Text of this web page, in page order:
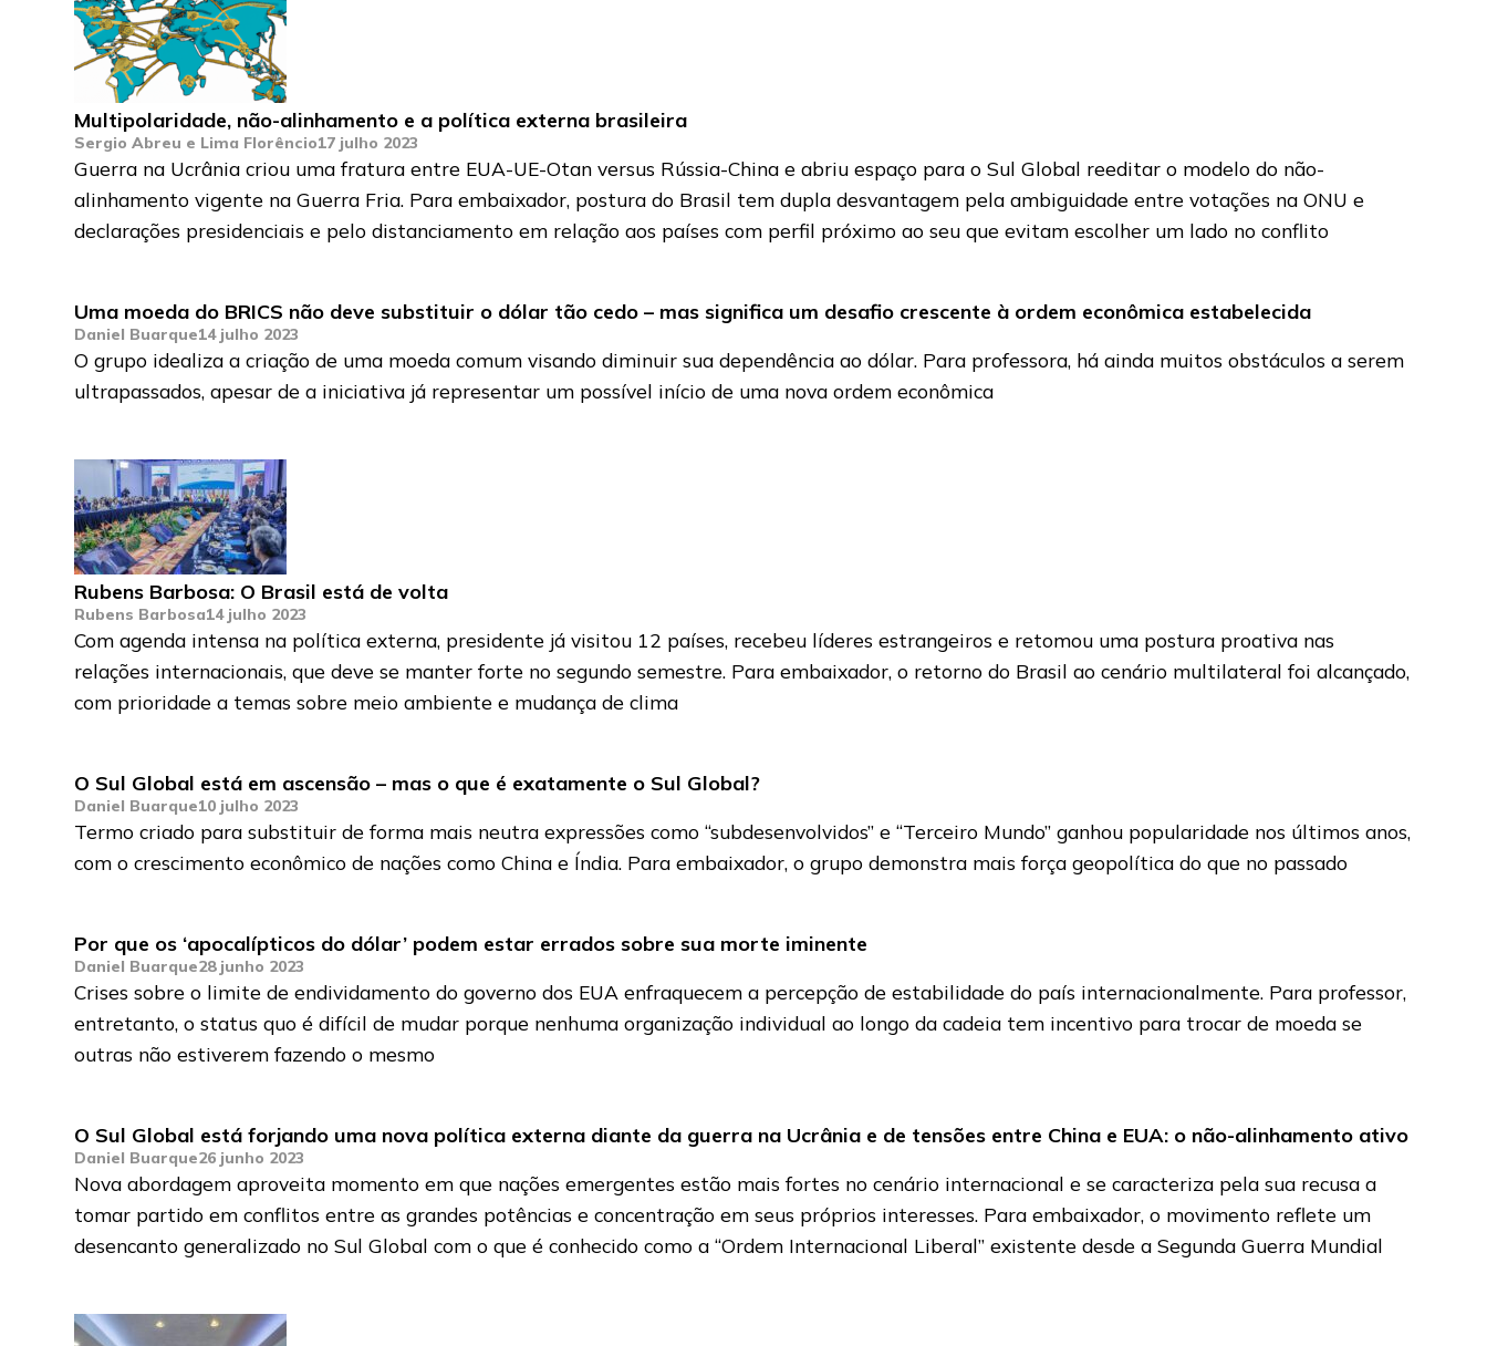
Multipolaridade, não-alinhamento e a política externa brasileira
Sergio Abreu e Lima Florêncio17 julho 2023
Guerra na Ucrânia criou uma fratura entre EUA-UE-Otan versus Rússia-China e abriu espaço para o Sul Global reeditar o modelo do não-
alinhamento vigente na Guerra Fria. Para embaixador, postura do Brasil tem dupla desvantagem pela ambiguidade entre votações na ONU e
declarações presidenciais e pelo distanciamento em relação aos países com perfil próximo ao seu que evitam escolher um lado no conflito
Uma moeda do BRICS não deve substituir o dólar tão cedo – mas significa um desafio crescente à ordem econômica estabelecida
Daniel Buarque14 julho 2023
O grupo idealiza a criação de uma moeda comum visando diminuir sua dependência ao dólar. Para professora, há ainda muitos obstáculos a serem
ultrapassados, apesar de a iniciativa já representar um possível início de uma nova ordem econômica
Rubens Barbosa: O Brasil está de volta
Rubens Barbosa14 julho 2023
Com agenda intensa na política externa, presidente já visitou 12 países, recebeu líderes estrangeiros e retomou uma postura proativa nas
relações internacionais, que deve se manter forte no segundo semestre. Para embaixador, o retorno do Brasil ao cenário multilateral foi alcançado,
com prioridade a temas sobre meio ambiente e mudança de clima
O Sul Global está em ascensão – mas o que é exatamente o Sul Global?
Daniel Buarque10 julho 2023
Termo criado para substituir de forma mais neutra expressões como “subdesenvolvidos” e “Terceiro Mundo” ganhou popularidade nos últimos anos,
com o crescimento econômico de nações como China e Índia. Para embaixador, o grupo demonstra mais força geopolítica do que no passado
Por que os ‘apocalípticos do dólar’ podem estar errados sobre sua morte iminente
Daniel Buarque28 junho 2023
Crises sobre o limite de endividamento do governo dos EUA enfraquecem a percepção de estabilidade do país internacionalmente. Para professor,
entretanto, o status quo é difícil de mudar porque nenhuma organização individual ao longo da cadeia tem incentivo para trocar de moeda se
outras não estiverem fazendo o mesmo
O Sul Global está forjando uma nova política externa diante da guerra na Ucrânia e de tensões entre China e EUA: o não-alinhamento ativo
Daniel Buarque26 junho 2023
Nova abordagem aproveita momento em que nações emergentes estão mais fortes no cenário internacional e se caracteriza pela sua recusa a
tomar partido em conflitos entre as grandes potências e concentração em seus próprios interesses. Para embaixador, o movimento reflete um
desencanto generalizado no Sul Global com o que é conhecido como a “Ordem Internacional Liberal” existente desde a Segunda Guerra Mundial